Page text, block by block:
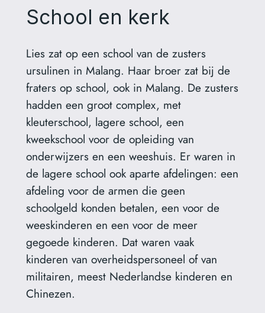
School en kerk
Lies zat op een school van de zusters
ursulinen in Malang. Haar broer zat bij de
fraters op school, ook in Malang. De zusters
hadden een groot complex, met
kleuterschool, lagere school, een
kweekschool voor de opleiding van
onderwijzers en een weeshuis. Er waren in
de lagere school ook aparte afdelingen: een
afdeling voor de armen die geen
schoolgeld konden betalen, een voor de
weeskinderen en een voor de meer
gegoede kinderen. Dat waren vaak
kinderen van overheidspersoneel of van
militairen, meest Nederlandse kinderen en
Chinezen.